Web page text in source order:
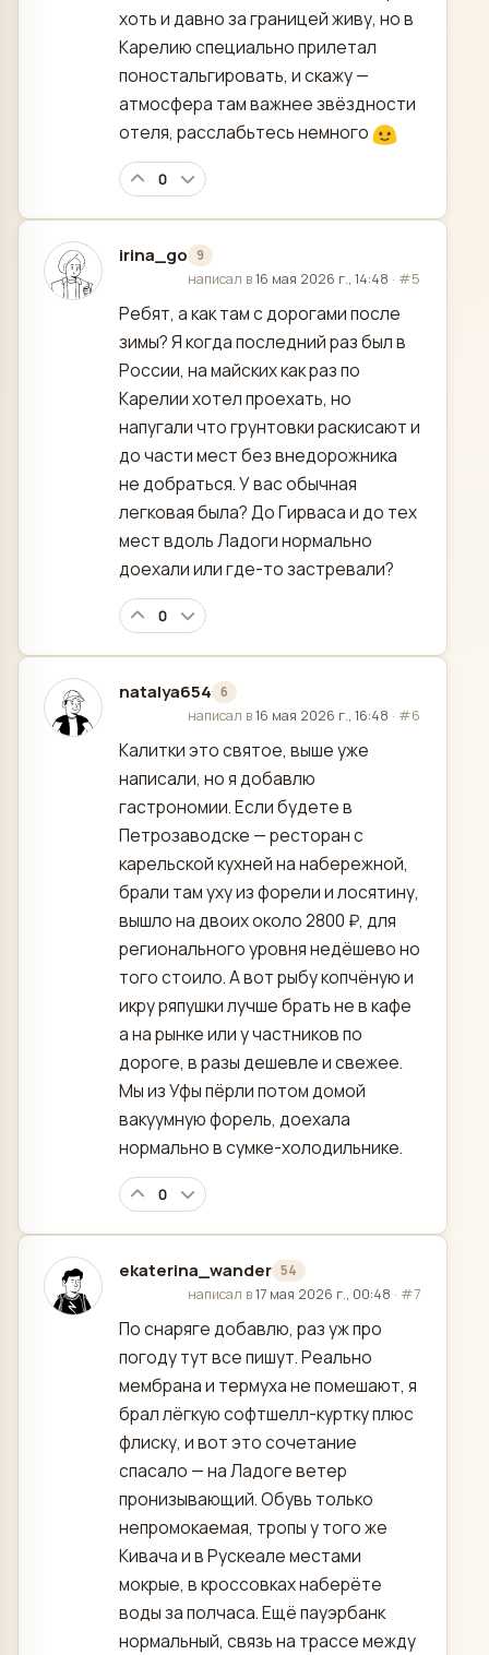
хоть и давно за границей живу, но в
Карелию специально прилетал
поностальгировать, и скажу —
атмосфера там важнее звёздности
отеля, расслабьтесь немного
0
irina_go 9
отредактировано
написал в16 мая 2026 г., 14:48 · #5
Ребят, а как там с дорогами после
зимы? Я когда последний раз был в
России, на майских как раз по
Карелии хотел проехать, но
напугали что грунтовки раскисают и
до части мест без внедорожника
не добраться. У вас обычная
легковая была? До Гирваса и до тех
мест вдоль Ладоги нормально
доехали или где-то застревали?
0
natalya654 6
отредактировано
написал в16 мая 2026 г., 16:48 · #6
Калитки это святое, выше уже
написали, но я добавлю
гастрономии. Если будете в
Петрозаводске — ресторан с
карельской кухней на набережной,
брали там уху из форели и лосятину,
вышло на двоих около 2800 ₽, для
регионального уровня недёшево но
того стоило. А вот рыбу копчёную и
икру ряпушки лучше брать не в кафе
а на рынке или у частников по
дороге, в разы дешевле и свежее.
Мы из Уфы пёрли потом домой
вакуумную форель, доехала
нормально в сумке-холодильнике.
0
ekaterina_wander 54
отредактировано
написал в17 мая 2026 г., 00:48 · #7
По снаряге добавлю, раз уж про
погоду тут все пишут. Реально
мембрана и термуха не помешают, я
брал лёгкую софтшелл-куртку плюс
флиску, и вот это сочетание
спасало — на Ладоге ветер
пронизывающий. Обувь только
непромокаемая, тропы у того же
Кивача и в Рускеале местами
мокрые, в кроссовках наберёте
воды за полчаса. Ещё пауэрбанк
нормальный, связь на трассе между